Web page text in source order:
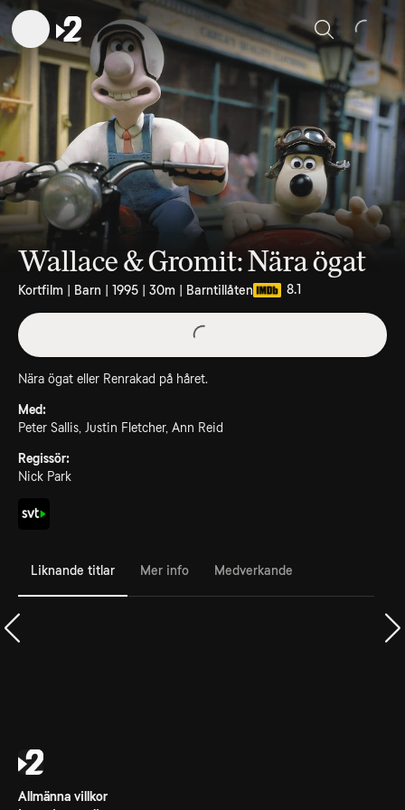
Sök
Wallace & Gromit: Nära ögat
Kortfilm | Barn | 1995 | 30m | Barntillåten 8.1
Nära ögat eller Renrakad på håret.
Med:
Peter Sallis, Justin Fletcher, Ann Reid
Regissör:
Nick Park
Liknande titlar Mer info Medverkande
Allmänna villkor